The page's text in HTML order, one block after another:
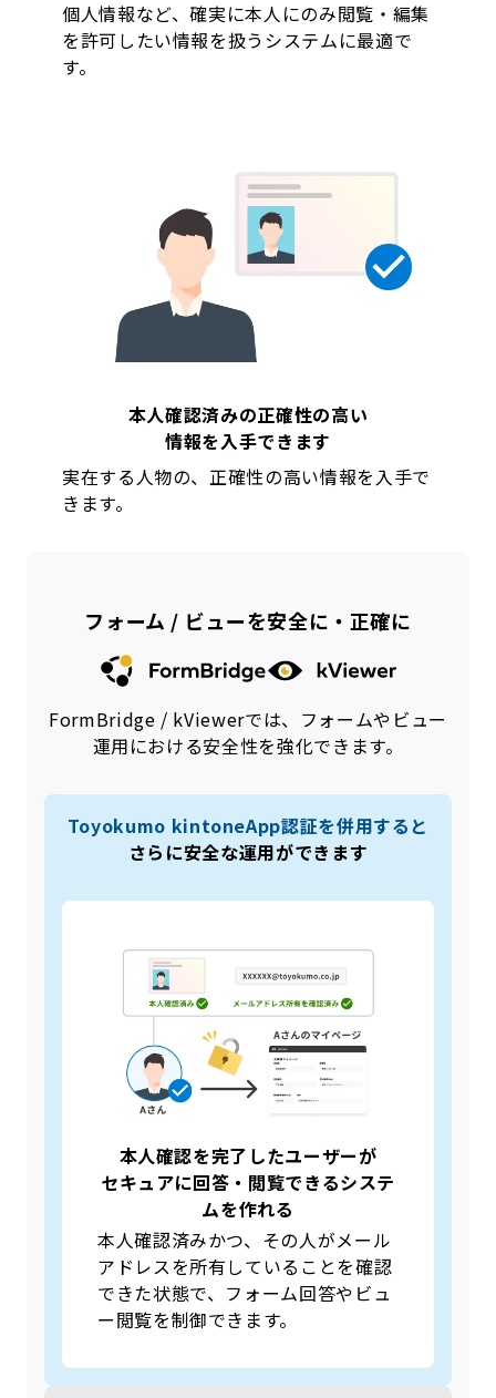
個人情報など、確実に本人にのみ閲覧・編集
を許可したい情報を扱うシステムに最適で
す。
本人確認済みの正確性の高い
情報を入手できます
実在する人物の、正確性の高い情報を入手で
きます。
フォーム / ビューを安全に・正確に
FormBridge / kViewerでは、フォームやビュー
運用における安全性を強化できます。
Toyokumo kintoneApp認証を併用すると
さらに安全な運用ができます
本人確認を完了したユーザーが
セキュアに回答・閲覧できるシステ
ムを作れる
本人確認済みかつ、その人がメール
アドレスを所有していることを確認
できた状態で、フォーム回答やビュ
ー閲覧を制御できます。